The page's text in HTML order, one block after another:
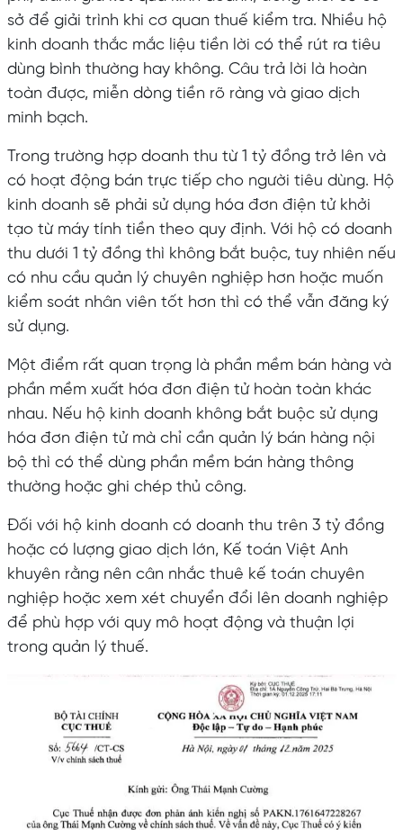
sở để giải trình khi cơ quan thuế kiểm tra. Nhiều hộ
kinh doanh thắc mắc liệu tiền lời có thể rút ra tiêu
dùng bình thường hay không. Câu trả lời là hoàn
toàn được, miễn dòng tiền rõ ràng và giao dịch
minh bạch.
Trong trường hợp doanh thu từ 1 tỷ đồng trở lên và
có hoạt động bán trực tiếp cho người tiêu dùng. Hộ
kinh doanh sẽ phải sử dụng hóa đơn điện tử khởi
tạo từ máy tính tiền theo quy định. Với hộ có doanh
thu dưới 1 tỷ đồng thì không bắt buộc, tuy nhiên nếu
có nhu cầu quản lý chuyên nghiệp hơn hoặc muốn
kiểm soát nhân viên tốt hơn thì có thể vẫn đăng ký
sử dụng.
Một điểm rất quan trọng là phần mềm bán hàng và
phần mềm xuất hóa đơn điện tử hoàn toàn khác
nhau. Nếu hộ kinh doanh không bắt buộc sử dụng
hóa đơn điện tử mà chỉ cần quản lý bán hàng nội
bộ thì có thể dùng phần mềm bán hàng thông
thường hoặc ghi chép thủ công.
Đối với hộ kinh doanh có doanh thu trên 3 tỷ đồng
hoặc có lượng giao dịch lớn, Kế toán Việt Anh
khuyên rằng nên cân nhắc thuê kế toán chuyên
nghiệp hoặc xem xét chuyển đổi lên doanh nghiệp
để phù hợp với quy mô hoạt động và thuận lợi
trong quản lý thuế.